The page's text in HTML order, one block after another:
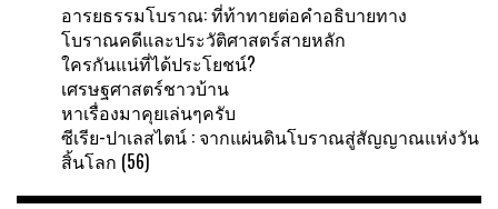
อารยธรรมโบราณ: ที่ท้าทายต่อคำอธิบายทาง
โบราณคดีและประวัติศาสตร์สายหลัก
ใครกันแน่ที่ได้ประโยชน์?
เศรษฐศาสตร์ชาวบ้าน
หาเรื่องมาคุยเล่นๆครับ
ซีเรีย-ปาเลสไตน์ : จากแผ่นดินโบราณสู่สัญญาณแห่งวัน
สิ้นโลก (56)